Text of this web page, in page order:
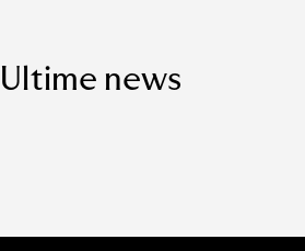
Ultime news